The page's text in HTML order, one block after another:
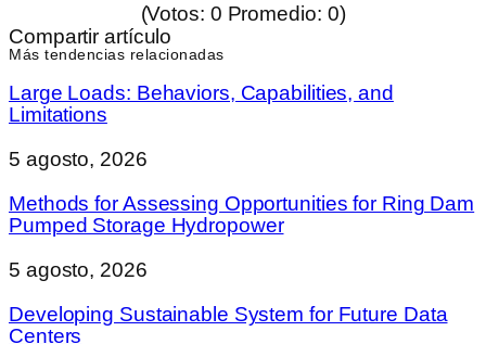
(Votos: 0 Promedio: 0)
Compartir artículo
Más tendencias relacionadas
Large Loads: Behaviors, Capabilities, and
Limitations
5 agosto, 2026
Methods for Assessing Opportunities for Ring Dam
Pumped Storage Hydropower
5 agosto, 2026
Developing Sustainable System for Future Data
Centers